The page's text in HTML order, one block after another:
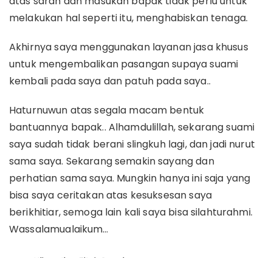
melakukan hal seperti itu, menghabiskan tenaga.
Akhirnya saya menggunakan layanan jasa khusus
untuk mengembalikan pasangan supaya suami
kembali pada saya dan patuh pada saya..
Haturnuwun atas segala macam bentuk
bantuannya bapak.. Alhamdulillah, sekarang suami
saya sudah tidak berani slingkuh lagi, dan jadi nurut
sama saya. Sekarang semakin sayang dan
perhatian sama saya. Mungkin hanya ini saja yang
bisa saya ceritakan atas kesuksesan saya
berikhitiar, semoga lain kali saya bisa silahturahmi.
Wassalamualaikum…